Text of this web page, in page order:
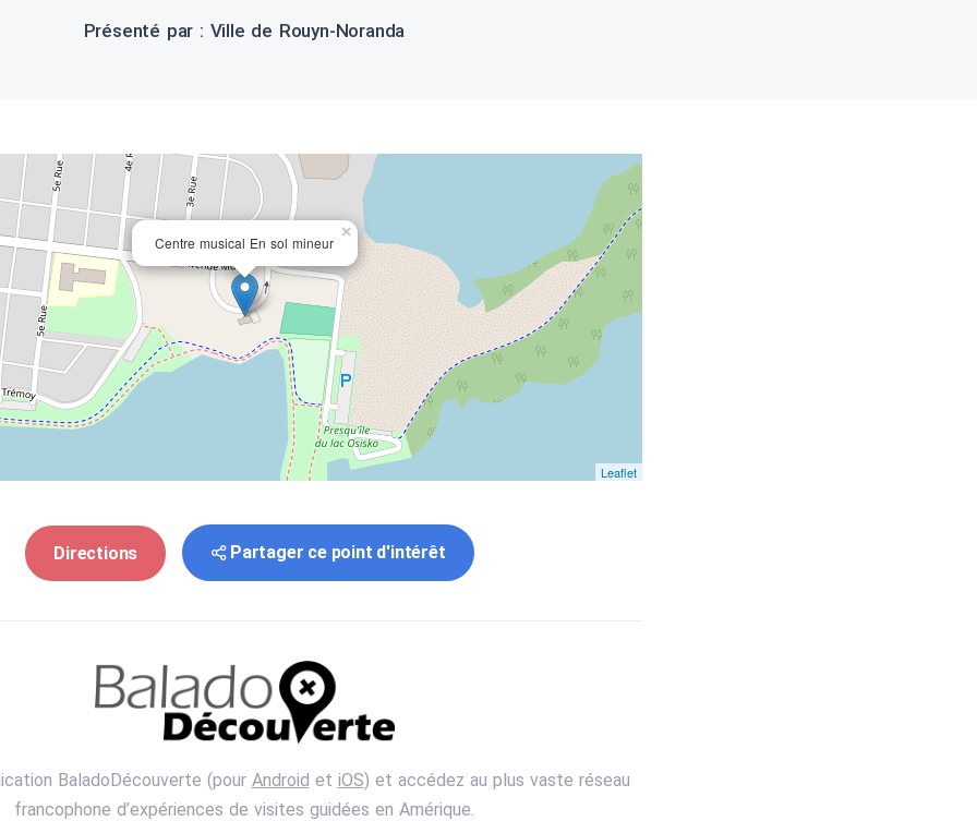
Présenté par : Ville de Rouyn-Noranda
Centre musical En sol mineur
×
Leaflet
Directions Partager ce point d'intérêt
BaladoDécouverte (pour Android et iOS) et accédez au plus vaste réseau
francophone d’expériences de visites guidées en Amérique.